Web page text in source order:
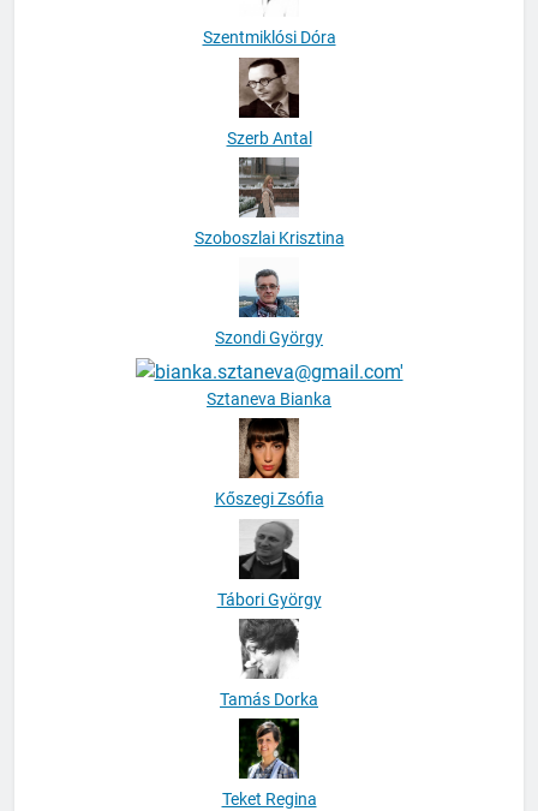
Szentmiklósi Dóra
Szerb Antal
Szoboszlai Krisztina
Szondi György
Sztaneva Bianka
Kőszegi Zsófia
Tábori György
Tamás Dorka
Teket Regina